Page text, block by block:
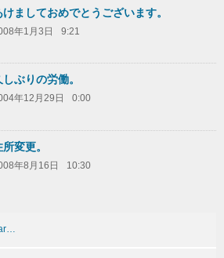
けましておめでとうございます。
年1月3日 9:21
しぶりの労働。
年12月29日 0:00
変更。
年8月16日 10:30